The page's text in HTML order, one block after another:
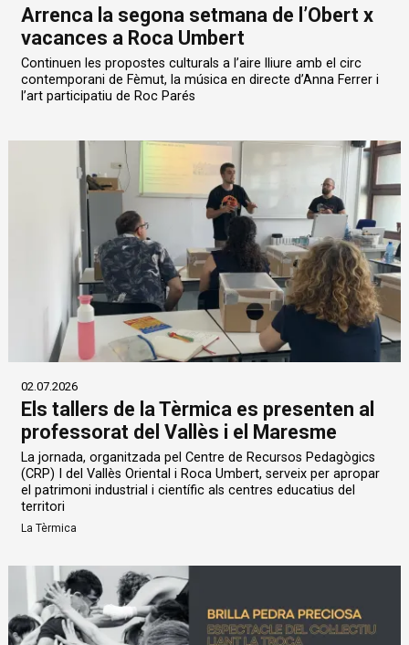
Arrenca la segona setmana de l’Obert x
vacances a Roca Umbert
Continuen les propostes culturals a l’aire lliure amb el circ
contemporani de Fèmut, la música en directe d’Anna Ferrer i
l’art participatiu de Roc Parés
02.07.2026
Els tallers de la Tèrmica es presenten al
professorat del Vallès i el Maresme
La jornada, organitzada pel Centre de Recursos Pedagògics
(CRP) I del Vallès Oriental i Roca Umbert, serveix per apropar
el patrimoni industrial i científic als centres educatius del
territori
La Tèrmica